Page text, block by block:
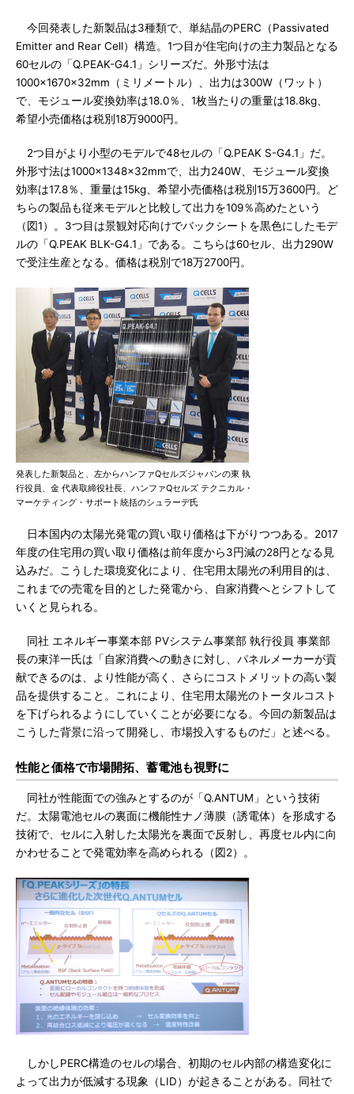
今回発表した新製品は3種類で、単結晶のPERC（Passivated
Emitter and Rear Cell）構造。1つ目が住宅向けの主力製品となる
60セルの「Q.PEAK-G4.1」シリーズだ。外形寸法は
1000×1670×32mm（ミリメートル）、出力は300W（ワット）
で、モジュール変換効率は18.0％、1枚当たりの重量は18.8kg、
希望小売価格は税別18万9000円。
2つ目がより小型のモデルで48セルの「Q.PEAK S-G4.1」だ。
外形寸法は1000×1348×32mmで、出力240W、モジュール変換
効率は17.8％、重量は15kg、希望小売価格は税別15万3600円。ど
ちらの製品も従来モデルと比較して出力を109％高めたという
（図1）。3つ目は景観対応向けでバックシートを黒色にしたモデ
ルの「Q.PEAK BLK-G4.1」である。こちらは60セル、出力290W
で受注生産となる。価格は税別で18万2700円。
発表した新製品と、左からハンファQセルズジャパンの東 執
行役員、金 代表取締役社長、ハンファQセルズ テクニカル・
マーケティング・サポート統括のシュラーデ氏
日本国内の太陽光発電の買い取り価格は下がりつつある。2017
年度の住宅用の買い取り価格は前年度から3円減の28円となる見
込みだ。こうした環境変化により、住宅用太陽光の利用目的は、
これまでの売電を目的とした発電から、自家消費へとシフトして
いくと見られる。
同社 エネルギー事業本部 PVシステム事業部 執行役員 事業部
長の東洋一氏は「自家消費への動きに対し、パネルメーカーが貢
献できるのは、より性能が高く、さらにコストメリットの高い製
品を提供すること。これにより、住宅用太陽光のトータルコスト
を下げられるようにしていくことが必要になる。今回の新製品は
こうした背景に沿って開発し、市場投入するものだ」と述べる。
性能と価格で市場開拓、蓄電池も視野に
同社が性能面での強みとするのが「Q.ANTUM」という技術
だ。太陽電池セルの裏面に機能性ナノ薄膜（誘電体）を形成する
技術で、セルに入射した太陽光を裏面で反射し、再度セル内に向
かわせることで発電効率を高められる（図2）。
しかしPERC構造のセルの場合、初期のセル内部の構造変化に
よって出力が低減する現象（LID）が起きることがある。同社で